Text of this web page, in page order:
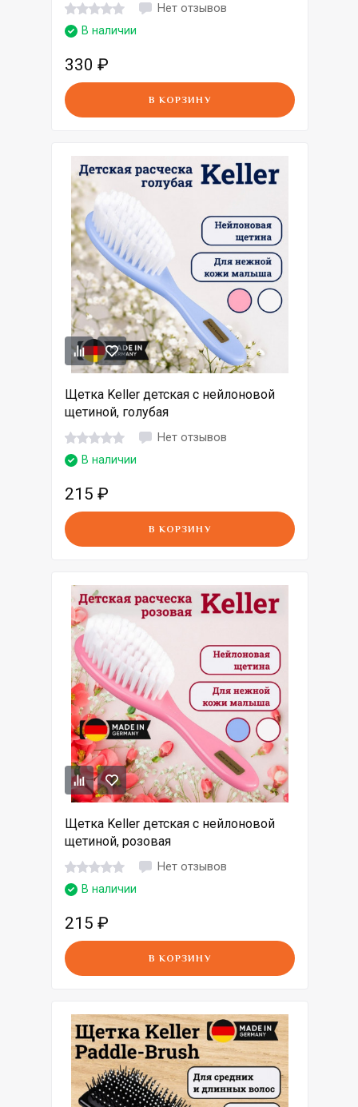
Нет отзывов
В наличии
330 ₽
В КОРЗИНУ
Щетка Keller детская с нейлоновой
щетиной, голубая
Нет отзывов
В наличии
215 ₽
В КОРЗИНУ
Щетка Keller детская с нейлоновой
щетиной, розовая
Нет отзывов
В наличии
215 ₽
В КОРЗИНУ